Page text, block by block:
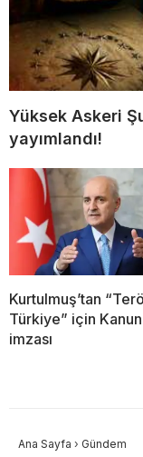
Yüksek Askeri
yayımlandı!
Kurtulmuş’tan
Türkiye” için
imzası
Ana Sayfa › Gündem